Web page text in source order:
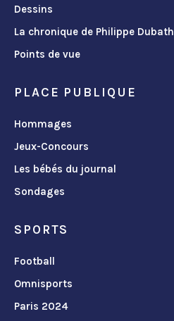
Dessins
La chronique de Philippe Dubath
Points de vue
PLACE PUBLIQUE
Hommages
Jeux-Concours
Les bébés du journal
Sondages
SPORTS
Football
Omnisports
Paris 2024